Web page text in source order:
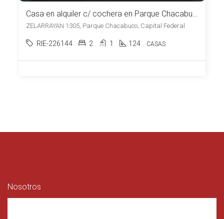
Casa en alquiler c/ cochera en Parque Chacabuco
ZELARRAYAN 1305, Parque Chacabuco, Capital Federal
RIE-226144 2 1 124 CASAS
Nosotros